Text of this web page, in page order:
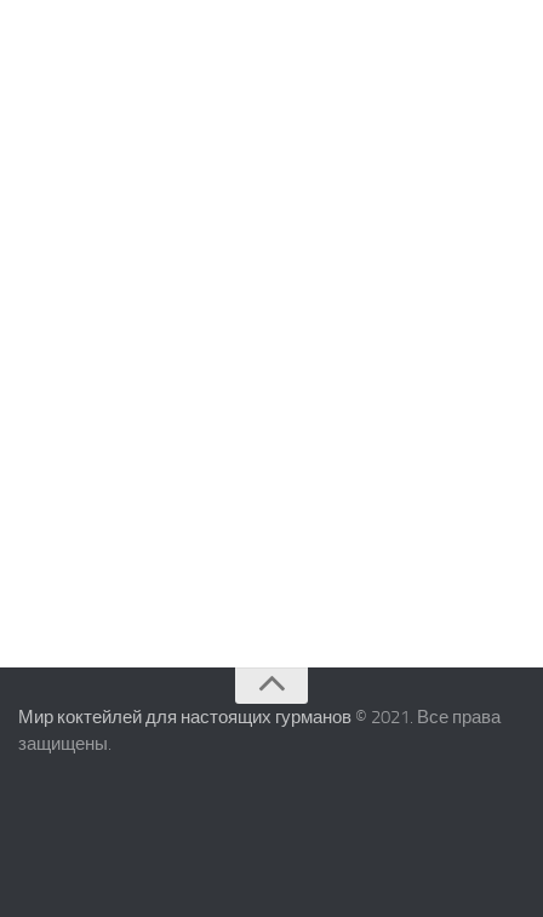
Мир коктейлей для настоящих гурманов © 2021. Все права
защищены.